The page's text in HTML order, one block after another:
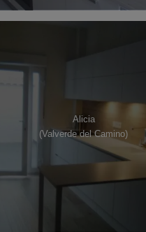
Alicia
(Valverde del Camino)